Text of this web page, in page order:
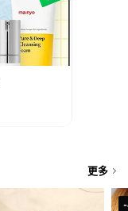
更多